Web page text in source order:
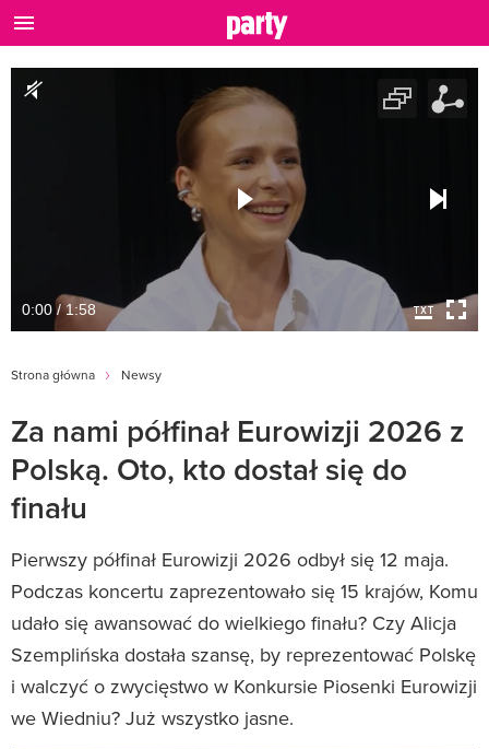
0:00 / 1:58
Strona główna Newsy
Za nami półfinał Eurowizji 2026 z
Polską. Oto, kto dostał się do
finału
Pierwszy półfinał Eurowizji 2026 odbył się 12 maja.
Podczas koncertu zaprezentowało się 15 krajów, Komu
udało się awansować do wielkiego finału? Czy Alicja
Szemplińska dostała szansę, by reprezentować Polskę
i walczyć o zwycięstwo w Konkursie Piosenki Eurowizji
we Wiedniu? Już wszystko jasne.